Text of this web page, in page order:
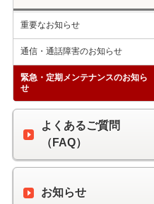
重要なお知らせ
通信・通話障害のお知らせ
緊急・定期メンテナンスのお知ら
せ
よくあるご質問
（FAQ）
お知らせ